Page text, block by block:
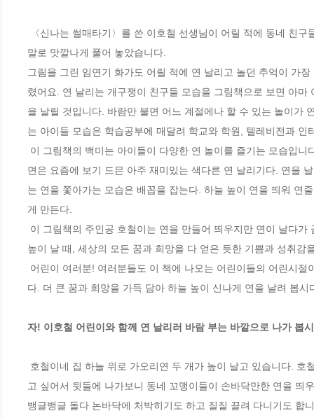
말로 맛깔나게 풀어 놓았습니다.
그림을 그린 임연기 화가도 어릴 적에 연 날리고 놀던 추억이 가
렸어요. 연 날리는 개구쟁이 친구들 모습을 그림책으로 보면 아
을 날릴 것입니다. 바람만 불면 어느 계절에나 할 수 있는 놀이가
는 아이들 모습은 학습공부에 매달려 학교와 학원, 텔레비전과
면은 요즘에 보기 드믄 아주 재미있는 색다른 연 날리기다. 연을
는 연을 쫓아가는 모습은 배꼽을 잡는다. 하늘 높이 연을 띄워 연
게 만든다.
높이 날 때, 세상의 모든 꿈과 희망을 다 얻은 듯한 기쁨과 성취
다. 더 큰 꿈과 희망을 가득 담아 하늘 높이 신나게 연을 날려 봅
자! 이호철 어린이와 함께 연 날리러 바람 부는 바깥으로 나가 봅
고 싶어서 뒷들에 나가보니 동네 꼬맹이들이 손바닥만한 연을
뱅글뱅글 돌다 논바닥에 처박히기도 하고 질질 끌려 다니기도 합